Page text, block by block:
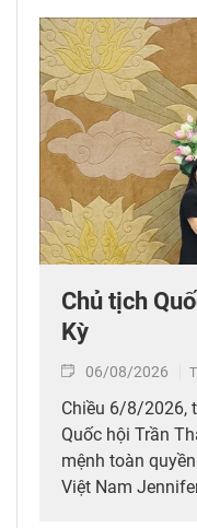
Chủ tịch
Kỳ
06/08/2026
Chiều 6/8/2026,
Quốc hội Trần
mệnh toàn
Việt Nam